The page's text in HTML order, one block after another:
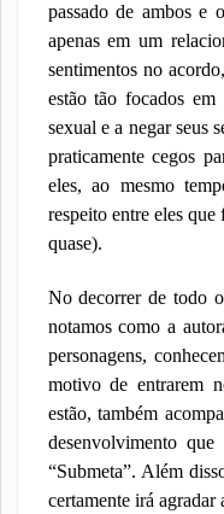
passado de ambos e
apenas em um
sentimentos no
estão tão focados em
sexual e a negar seus
praticamente cegos
eles, ao mesmo
respeito entre eles
quase).
No decorrer de todo
notamos como a
personagens,
motivo de entrarem
estão, também
desenvolvimento
“Submeta”. Além
certamente irá